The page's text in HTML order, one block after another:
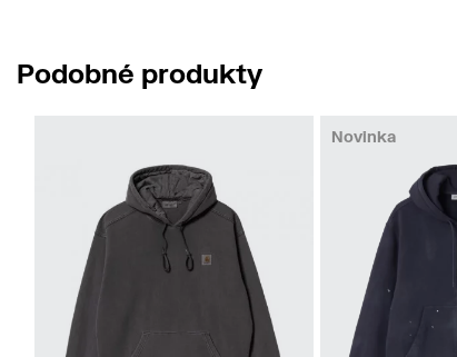
Podobné produkty
Novinka